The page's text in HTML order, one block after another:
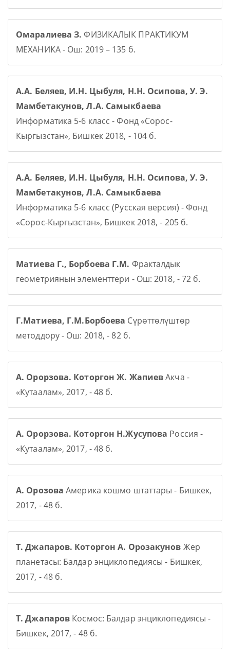
Омаралиева З. ФИЗИКАЛЫК ПРАКТИКУМ
МЕХАНИКА - Ош: 2019 – 135 б.
А.А. Беляев, И.Н. Цыбуля, Н.Н. Осипова, У. Э.
Мамбетакунов, Л.А. Самыкбаева
Информатика 5-6 класс - Фонд «Сорос-
Кыргызстан», Бишкек 2018, - 104 б.
А.А. Беляев, И.Н. Цыбуля, Н.Н. Осипова, У. Э.
Мамбетакунов, Л.А. Самыкбаева
Информатика 5-6 класс (Русская версия) - Фонд
«Сорос-Кыргызстан», Бишкек 2018, - 205 б.
Матиева Г., Борбоева Г.М. Фракталдык
геометриянын элементтери - Ош: 2018, - 72 б.
Г.Матиева, Г.М.Борбоева Сүрөттөлүштөр
методдору - Ош: 2018, - 82 б.
А. Орорзова. Которгон Ж. ЖапиевАкча -
«Кутаалам», 2017, - 48 б.
А. Орорзова. Которгон Н.Жусупова Россия -
«Кутаалам», 2017, - 48 б.
А. Орозова Америка кошмо штаттары - Бишкек,
2017, - 48 б.
Т. Джапаров. Которгон А. Орозакунов Жер
планетасы: Балдар энциклопедиясы - Бишкек,
2017, - 48 б.
Т. Джапаров Космос: Балдар энциклопедиясы -
Бишкек, 2017, - 48 б.